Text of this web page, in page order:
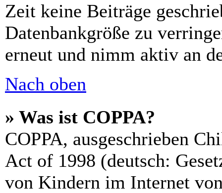
Zeit keine Beiträge
Datenbankgröße zu
erneut und nimm aktiv an
Nach oben
» Was ist COPPA?
COPPA, ausgeschrieben
Act of 1998 (deutsch:
von Kindern im Internet